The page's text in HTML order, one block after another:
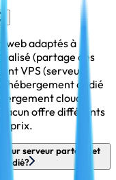
web adaptés à
(partage des
VPS (serveur
l'hébergement dédié
cloud
offre différents
prix.
sur serveur partagé et